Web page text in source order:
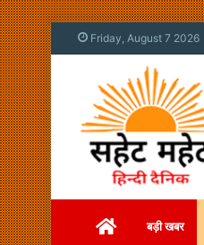
Friday, August 7 2026
Homeबड़ी खबर